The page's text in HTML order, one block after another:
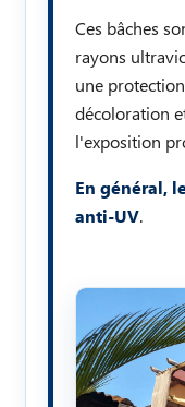
Ces bâches
rayons
une
décoloration
l'exposition
En général,
anti-UV.